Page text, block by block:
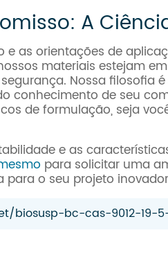
A
e as orientações de
materiais estejam
Nossa filosofia
conhecimento de seu
de formulação, seja
e as
para solicitar uma
o seu projeto
biosusp-bc-cas-9012-